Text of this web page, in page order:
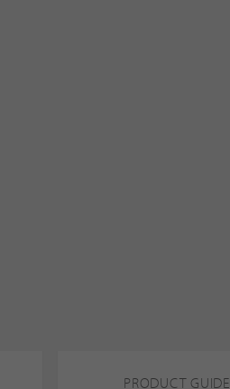
PRODUCT GUIDE